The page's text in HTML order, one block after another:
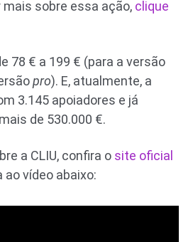
sobre essa ação, clique
78 € a 199 € (para a versão
pro). E, atualmente, a
3.145 apoiadores e já
de 530.000 €.
a CLIU, confira o site oficial
vídeo abaixo: